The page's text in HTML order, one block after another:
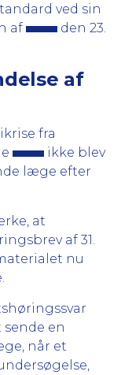
ved sin
af
den 23.
af
fra
ikke blev
læge efter
at
af 31.
nu
en
når et